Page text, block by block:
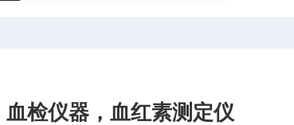
血检仪器，血红素测定仪